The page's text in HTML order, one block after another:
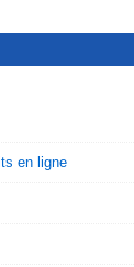
en ligne